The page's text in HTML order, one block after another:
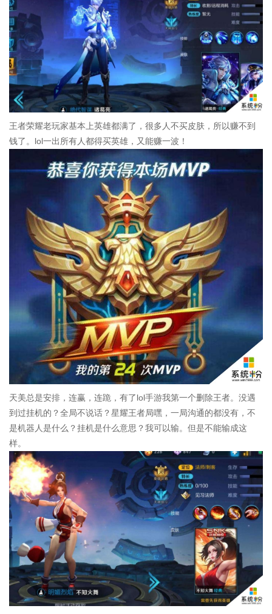
王者荣耀老玩家基本上英雄都满了，很多人不买皮肤，所以赚不到
钱了。lol一出所有人都得买英雄，又能赚一波！
天美总是安排，连赢，连跪，有了lol手游我第一个删除王者。没遇
到过挂机的？全局不说话？星耀王者局嘿，一局沟通的都没有，不
是机器人是什么？挂机是什么意思？我可以输。但是不能输成这
样。